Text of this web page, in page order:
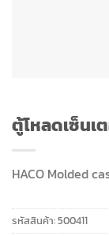
ตู้โหลดเซ็นเ
HACO Molded
รหัสสินค้า:500411